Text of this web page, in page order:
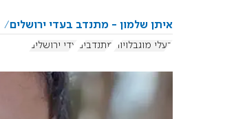
איתן שלמון - מתנדב בעדי ירושלים​​​​​​​
בעלי מוגבלויות
מתנדבים עדי ירושלים